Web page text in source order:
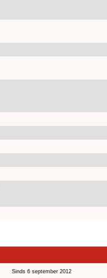
Sinds 6 september 2012